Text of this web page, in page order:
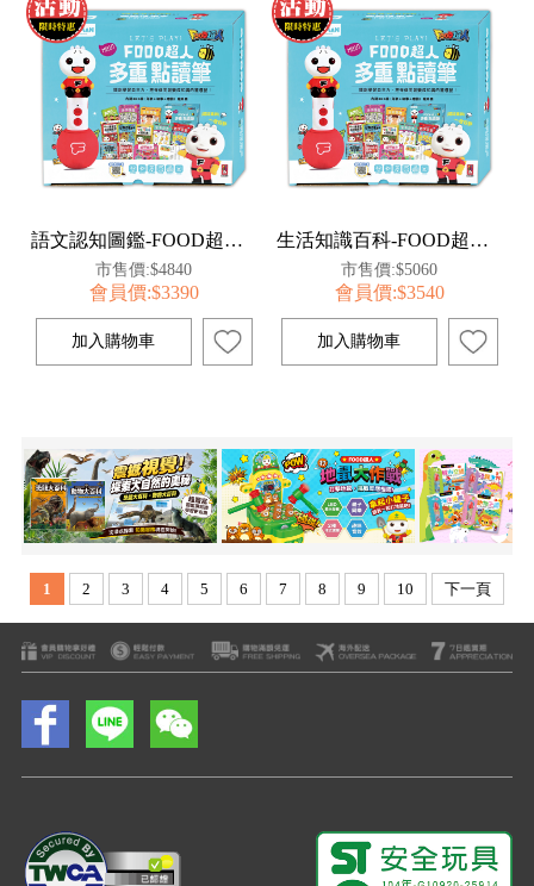
語文認知圖鑑-FOOD超人多重點讀筆套組
市售價:$4840
會員價:$3390
生活知識百科-FOOD超人多重點讀筆套組
市售價:$5060
會員價:$3540
1 2 3 4 5 6 7 8 9 10 下一頁